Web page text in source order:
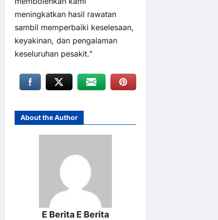
meningkatkan hasil rawatan
sambil memperbaiki keselesaan,
keyakinan, dan pengalaman
keseluruhan pesakit.”
About the Author
E Berita E Berita